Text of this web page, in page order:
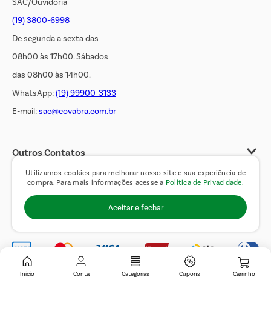
Utilizamos cookies para melhorar nosso site e sua experiência de
compra. Para mais informações acesse a Política de Privacidade.
Aceitar e fechar
Inicio Conta Categorias Cupons
SAC/Ouvidoria
(19) 3800-6998
De segunda a sexta das
08h00 às 17h00. Sábados
das 08h00 às 14h00.
WhatsApp:(19) 99900-3133
E-mail:sac@covabra.com.br
Outros Contatos
Negócios Imobiliários
Trabalhe Conosco